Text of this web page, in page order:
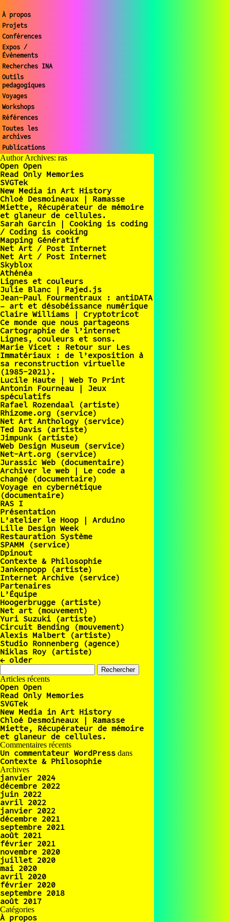
À propos
Projets
Conférences
Expos /
Évènements
Recherches INA
Outils
pedagogiques
Voyages
Workshops
Références
Toutes les
archives
Publications
Author Archives: ras
Open Open
Read Only Memories
SVGTek
New Media in Art History
Chloé Desmoineaux | Ramasse
Miette, Récupérateur de mémoire
et glaneur de cellules.
Sarah Garcin | Cooking is coding
/ Coding is cooking
Mapping Génératif
Net Art / Post Internet
Net Art / Post Internet
Skyblox
Athénéa
Lignes et couleurs
Julie Blanc | Pajed.js
Jean-Paul Fourmentraux : antiDATA
– art et désobéissance numérique
Claire Williams | Cryptotricot
Ce monde que nous partageons
Cartographie de l’internet
Lignes, couleurs et sons.
Marie Vicet : Retour sur Les
Immatériaux : de l’exposition à
sa reconstruction virtuelle
(1985-2021).
Lucile Haute | Web To Print
Antonin Fourneau | Jeux
spéculatifs
Rafael Rozendaal (artiste)
Rhizome.org (service)
Net Art Anthology (service)
Ted Davis (artiste)
Jimpunk (artiste)
Web Design Museum (service)
Net-Art.org (service)
Jurassic Web (documentaire)
Archiver le web | Le code a
changé (documentaire)
Voyage en cybernétique
(documentaire)
RAS I
Présentation
L’atelier le Hoop | Arduino
Lille Design Week
Restauration Système
SPAMM (service)
Dpinout
Contexte & Philosophie
Jankenpopp (artiste)
Internet Archive (service)
Partenaires
L’Équipe
Hoogerbrugge (artiste)
Net art (mouvement)
Yuri Suzuki (artiste)
Circuit Bending (mouvement)
Alexis Malbert (artiste)
Studio Ronnenberg (agence)
Niklas Roy (artiste)
←older
Articles récents
Open Open
Read Only Memories
SVGTek
New Media in Art History
Chloé Desmoineaux | Ramasse
Miette, Récupérateur de mémoire
et glaneur de cellules.
Commentaires récents
Un commentateur WordPress dans
Contexte & Philosophie
Archives
janvier 2024
décembre 2022
juin 2022
avril 2022
janvier 2022
décembre 2021
septembre 2021
août 2021
février 2021
novembre 2020
juillet 2020
mai 2020
avril 2020
février 2020
septembre 2018
août 2017
Catégories
À propos